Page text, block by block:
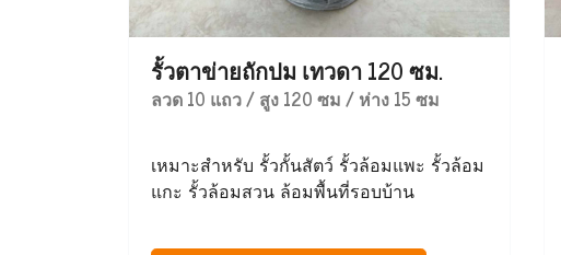
รั้วตาข่ายถักปม เทวดา 120 ซม.
ลวด 10 แถว / สูง 120 ซม / ห่าง 15 ซม
เหมาะสำหรับ รั้วกั้นสัตว์ รั้วล้อมแพะ รั้วล้อม
แกะ รั้วล้อมสวน ล้อมพื้นที่รอบบ้าน